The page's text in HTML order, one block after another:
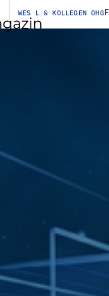
WES L & KOLLEGEN OHG